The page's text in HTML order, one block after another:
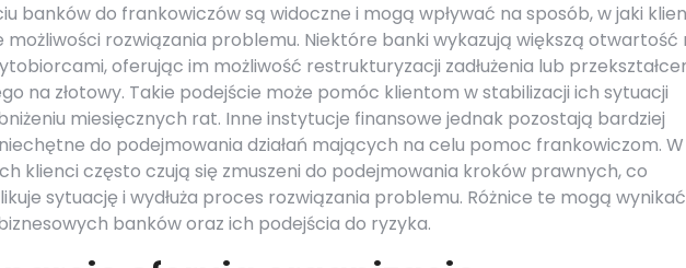
banków do frankowiczów są widoczne i mogą wpływać na sposób, w jaki
możliwości rozwiązania problemu. Niektóre banki wykazują większą otwartość
oferując im możliwość restrukturyzacji zadłużenia lub
na złotowy. Takie podejście może pomóc klientom w stabilizacji ich sytuacji
miesięcznych rat. Inne instytucje finansowe jednak pozostają bardziej
do podejmowania działań mających na celu pomoc frankowiczom. W
klienci często czują się zmuszeni do podejmowania kroków prawnych, co
sytuację i wydłuża proces rozwiązania problemu. Różnice te mogą
banków oraz ich podejścia do ryzyka.